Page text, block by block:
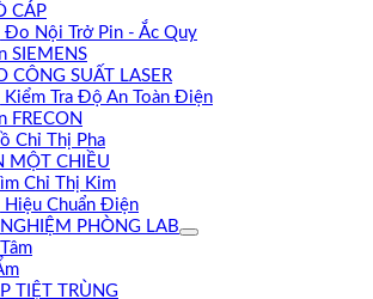
CÁP
Đo Nội Trở Pin - Ắc Quy
SIEMENS
CÔNG SUẤT LASER
Kiểm Tra Độ An Toàn Điện
FRECON
Chỉ Thị Pha
MỘT CHIỀU
Chỉ Thị Kim
Hiệu Chuẩn Điện
NGHIỆM PHÒNG LAB
TIỆT TRÙNG